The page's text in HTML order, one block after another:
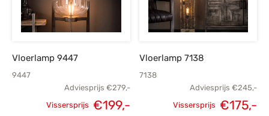
Vloerlamp 9447
9447
Adviesprijs €279,-
Vissersprijs €199,-
Vloerlamp 7138
7138
Adviesprijs €245,-
Vissersprijs €175,-